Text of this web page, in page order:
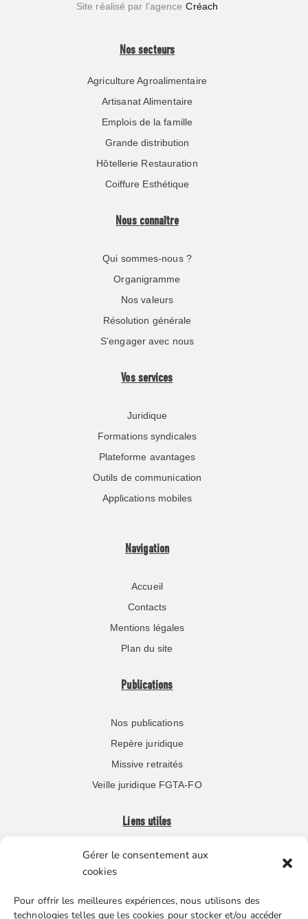
Gérer le consentement aux
cookies
Pour offrir les meilleures expériences, nous utilisons des
technologies telles que les cookies pour stocker et/ou accéder
Site réalisé par l’agence Créach
Nos secteurs
Agriculture Agroalimentaire
Artisanat Alimentaire
Emplois de la famille
Grande distribution
Hôtellerie Restauration
Coiffure Esthétique
Nous connaître
Qui sommes-nous ?
Organigramme
Nos valeurs
Résolution générale
S’engager avec nous
Vos services
Juridique
Formations syndicales
Plateforme avantages
Outils de communication
Applications mobiles
Navigation
Accueil
Contacts
Mentions légales
Plan du site
Publications
Nos publications
Repère juridique
Missive retraités
Veille juridique FGTA-FO
Liens utiles
Boutique en ligne
Nos partenaires